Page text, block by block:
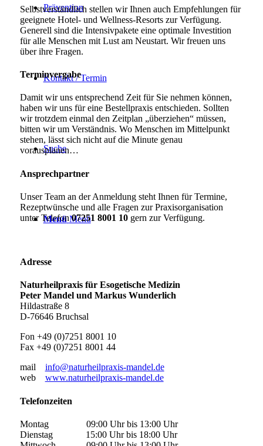
Prävention
Kontakt / Termin
Suche
Menü Menü
Selbstverständlich stellen wir Ihnen auch Empfehlungen für
geeignete Hotel- und Wellness-Resorts zur Verfügung.
Generell sind die Intensivpakete eine optimale Investition
für alle Menschen mit Lust am Neustart. Wir freuen uns
über ihre Fragen.
Terminvergabe
Damit wir uns entsprechend Zeit für Sie nehmen können,
haben wir uns für eine Bestellpraxis entschieden. Sollten
wir trotzdem einmal den Zeitplan „überziehen“ müssen,
bitten wir um Verständnis. Wo Menschen im Mittelpunkt
stehen, lässt sich nicht auf die Minute genau
vorausplanen…
Ansprechpartner
Unser Team an der Anmeldung steht Ihnen für Termine,
Rezeptwünsche und alle Fragen zur Praxisorganisation
unter Telefon07251 8001 10gern zur Verfügung.
Adresse
Naturheilpraxis für Esogetische Medizin
Peter Mandel und Markus Wunderlich
Hildastraße 8
D-76646 Bruchsal
Fon +49 (0)7251 8001 10
Fax +49 (0)7251 8001 44
mail info@naturheilpraxis-mandel.de
web www.naturheilpraxis-mandel.de
Telefonzeiten
Montag 09:00 Uhr bis 13:00 Uhr
Dienstag 15:00 Uhr bis 18:00 Uhr